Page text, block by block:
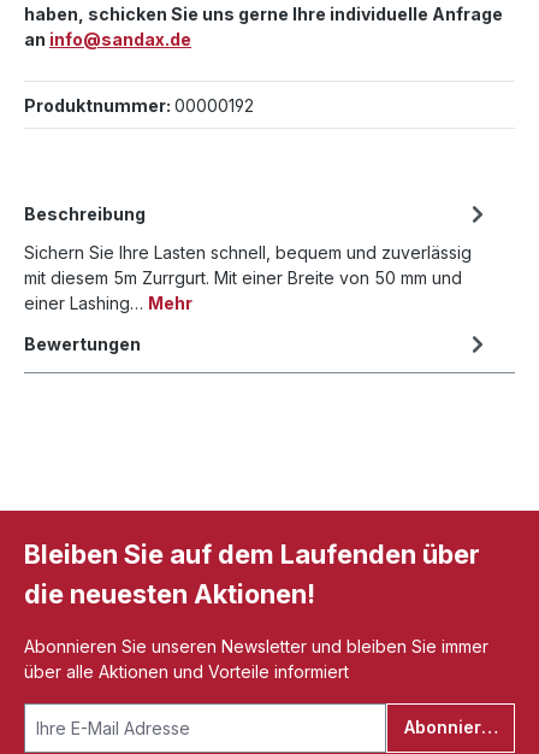
haben, schicken Sie uns gerne Ihre individuelle Anfrage
an info@sandax.de
Produktnummer: 00000192
Beschreibung
Sichern Sie Ihre Lasten schnell, bequem und zuverlässig
mit diesem 5m Zurrgurt. Mit einer Breite von 50 mm und
einer Lashing… Mehr
Bewertungen
Bleiben Sie auf dem Laufenden über
die neuesten Aktionen!
Abonnieren Sie unseren Newsletter und bleiben Sie immer
über alle Aktionen und Vorteile informiert
Abonnieren